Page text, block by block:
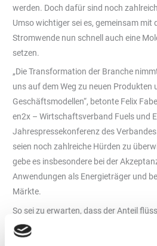
werden. Doch dafür sind noch
Umso wichtiger sei es, gemeinsam mit
Stromwende nun schnell auch eine
setzen.
„Die Transformation der Branche
uns auf dem Weg zu neuen Produkten
Geschäftsmodellen“, betonte Felix
en2x – Wirtschaftsverband Fuels und
Jahrespressekonferenz des
seien noch zahlreiche Hürden zu
gebe es insbesondere bei der
Anwendungen als Energieträger und
Märkte.
So sei zu erwarten, dass der Anteil
Energieträger und Rohstoffe vor allem
Elektrifizierung sinken werde.